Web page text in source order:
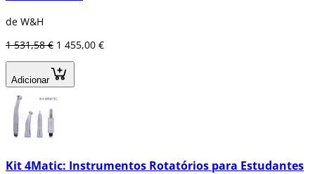
de W&H
1 531,58 € 1 455,00 €
Adicionar
Kit 4Matic: Instrumentos Rotatórios para Estudantes